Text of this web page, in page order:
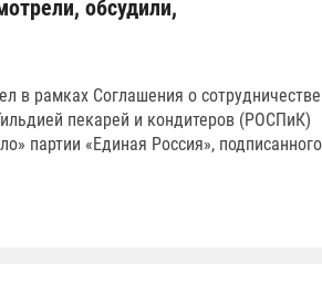
обсудили,
в рамках Соглашения о сотрудничестве
пекарей и кондитеров (РОСПиК)
партии «Единая Россия», подписанного